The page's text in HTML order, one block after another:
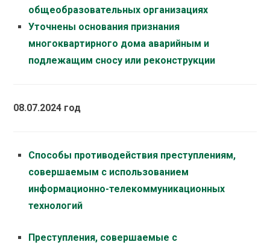
общеобразовательных организациях
Уточнены основания признания
многоквартирного дома аварийным и
подлежащим сносу или реконструкции
08.07.2024 год
Способы противодействия преступлениям,
совершаемым с использованием
информационно-телекоммуникационных
технологий
Преступления, совершаемые с